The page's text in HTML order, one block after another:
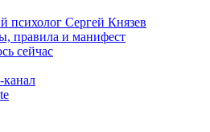
психолог Сергей Князев
правила и манифест
сейчас
канал